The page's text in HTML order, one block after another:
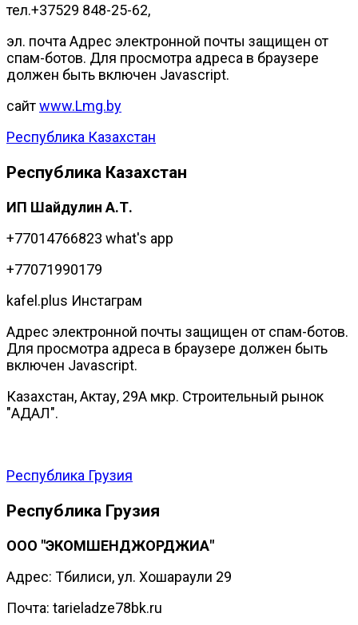
тел.‪+37529 848-25-62‬,
эл. почта Адрес электронной почты защищен от
спам-ботов. Для просмотра адреса в браузере
должен быть включен Javascript.
сайтwww.Lmg.by
Республика Казахстан
Республика Казахстан
ИП Шайдулин А.Т.
+77014766823 what's app
+77071990179
kafel.plus Инстаграм
Адрес электронной почты защищен от спам-ботов.
Для просмотра адреса в браузере должен быть
включен Javascript.
Казахстан, Актау, 29А мкр. Строительный рынок
"АДАЛ".
Республика Грузия
Республика Грузия
ООО "ЭКОМШЕНДЖОРДЖИА"
Адрес: Тбилиси, ул. Хошараули 29
Почта: tarieladze78bk.ru